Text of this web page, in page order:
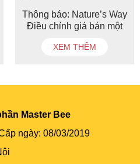
Thông báo: Nature’s Way
Điều chỉnh giá bán một
XEM THÊM
Master Bee
ngày: 08/03/2019